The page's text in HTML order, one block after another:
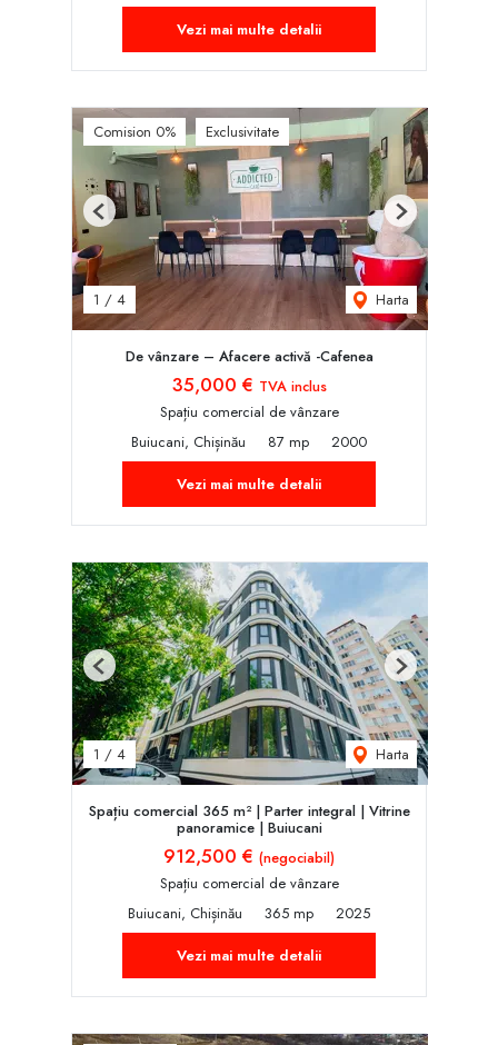
Vezi mai multe detalii
Comision 0% Exclusivitate
1 / 4 Harta
Previous Next
De vânzare – Afacere activă -Cafenea
35,000 € TVA inclus
Spațiu comercial de vânzare
Buiucani, Chișinău
87 mp
2000
Vezi mai multe detalii
1 / 4 Harta
Previous Next
Spațiu comercial 365 m² | Parter integral | Vitrine
panoramice | Buiucani
912,500 € (negociabil)
Spațiu comercial de vânzare
Buiucani, Chișinău
365 mp
2025
Vezi mai multe detalii